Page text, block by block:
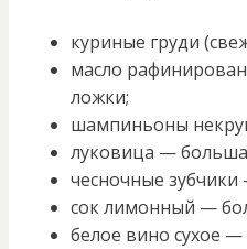
куриные груди
масло
ложки;
шампиньоны
луковица —
чесночные
сок лимонный —
белое вино сухое —